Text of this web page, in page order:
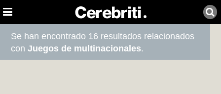
Se han encontrado 16 resultados relacionados
conJuegos de multinacionales.